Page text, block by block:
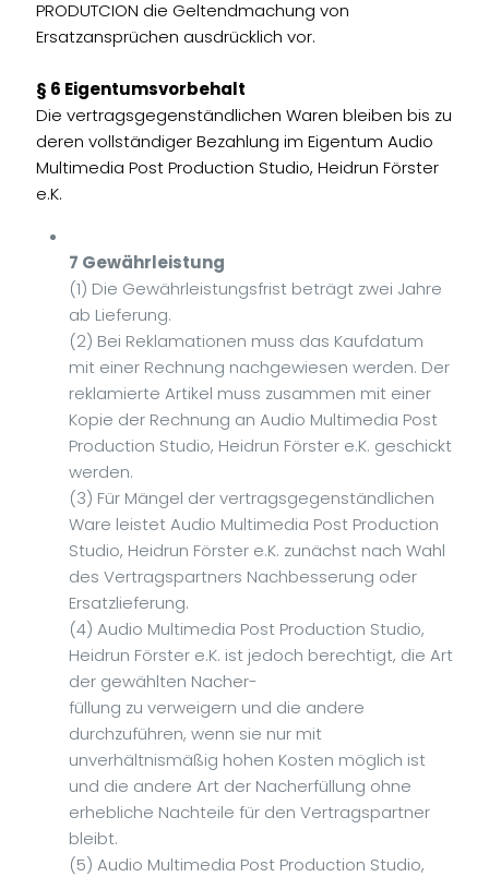
PRODUTCION die Geltendmachung von
Ersatzansprüchen ausdrücklich vor.
§ 6 Eigentumsvorbehalt
Die vertragsgegenständlichen Waren bleiben bis zu
deren vollständiger Bezahlung im Eigentum Audio
Multimedia Post Production Studio, Heidrun Förster
e.K.
7 Gewährleistung
(1) Die Gewährleistungsfrist beträgt zwei Jahre
ab Lieferung.
(2) Bei Reklamationen muss das Kaufdatum
mit einer Rechnung nachgewiesen werden. Der
reklamierte Artikel muss zusammen mit einer
Kopie der Rechnung an Audio Multimedia Post
Production Studio, Heidrun Förster e.K. geschickt
werden.
(3) Für Mängel der vertragsgegenständlichen
Ware leistet Audio Multimedia Post Production
Studio, Heidrun Förster e.K. zunächst nach Wahl
des Vertragspartners Nachbesserung oder
Ersatzlieferung.
(4) Audio Multimedia Post Production Studio,
Heidrun Förster e.K. ist jedoch berechtigt, die Art
der gewählten Nacher-
füllung zu verweigern und die andere
durchzuführen, wenn sie nur mit
unverhältnismäßig hohen Kosten möglich ist
und die andere Art der Nacherfüllung ohne
erhebliche Nachteile für den Vertragspartner
bleibt.
(5) Audio Multimedia Post Production Studio,